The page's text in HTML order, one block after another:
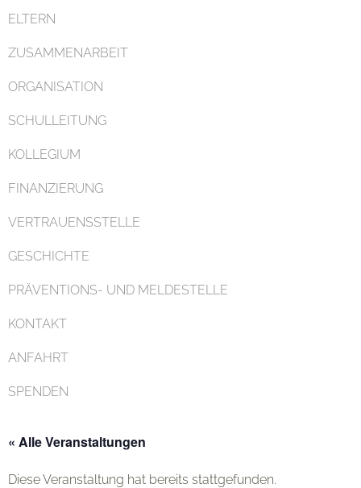
ELTERN
ZUSAMMENARBEIT
ORGANISATION
SCHULLEITUNG
KOLLEGIUM
FINANZIERUNG
VERTRAUENSSTELLE
GESCHICHTE
PRÄVENTIONS- UND MELDESTELLE
KONTAKT
ANFAHRT
SPENDEN
« Alle Veranstaltungen
Diese Veranstaltung hat bereits stattgefunden.